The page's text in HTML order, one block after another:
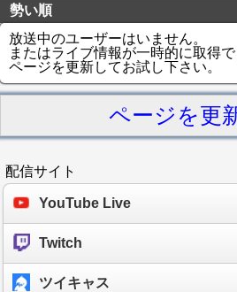
勢い順
放送中のユーザーはいません。
またはライブ情報が一時的に取得で
ページを更新してお試し下さい。
ページを更
配信サイト
YouTube Live
Twitch
ツイキャス